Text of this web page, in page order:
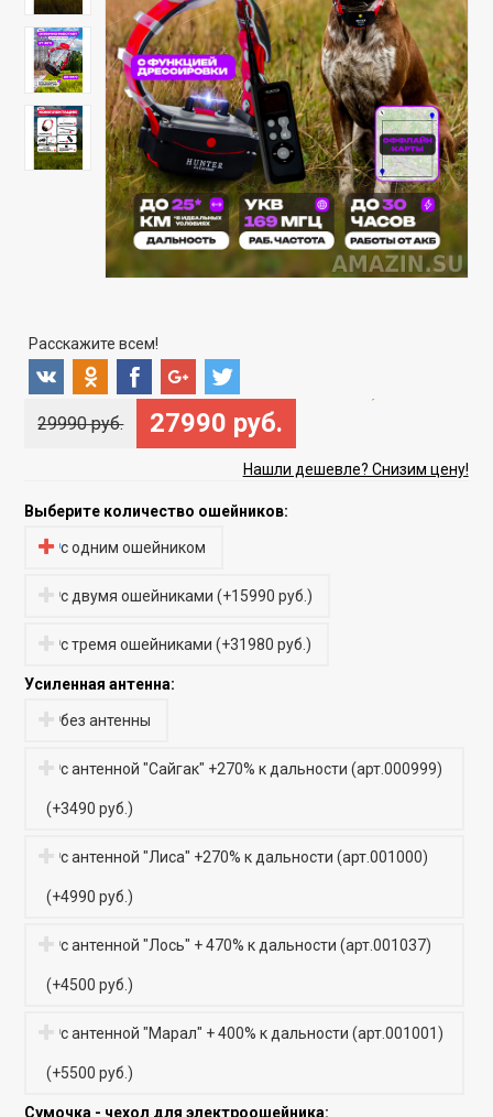
Расскажите всем!
29990 руб. 27990 руб.
Нашли дешевле? Снизим цену!
Выберите количество ошейников:
с одним ошейником
с двумя ошейниками (+15990 руб. )
с тремя ошейниками (+31980 руб. )
Усиленная антенна:
без антенны
с антенной "Сайгак" +270% к дальности (арт.000999)
(+3490 руб. )
с антенной "Лиса" +270% к дальности (арт.001000)
(+4990 руб. )
с антенной "Лось" + 470% к дальности (арт.001037)
(+4500 руб. )
с антенной "Марал" + 400% к дальности (арт.001001)
(+5500 руб. )
Сумочка - чехол для электроошейника: